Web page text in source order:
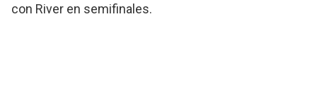
con River en semifinales.